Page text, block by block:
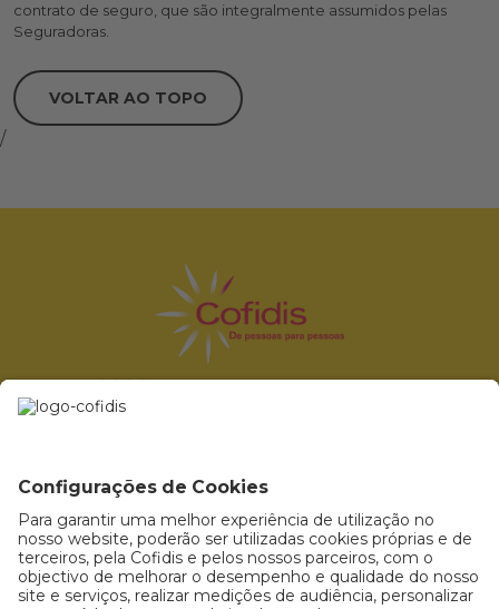
contrato de seguro, que são integralmente assumidos pelas
Seguradoras.
VOLTAR AO TOPO
/
Prémio Escolha do Consumidor 2026 - Categoria "Empresas de crédito ao
consumo".
Prémio Marca de Confiança 2026 - Categoria "Empresas de crédito ao